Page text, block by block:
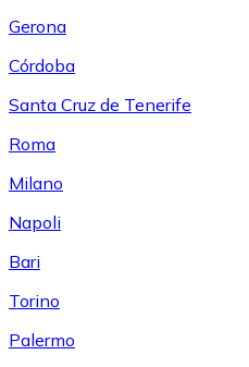
Gerona
Córdoba
Santa Cruz de Tenerife
Roma
Milano
Napoli
Bari
Torino
Palermo